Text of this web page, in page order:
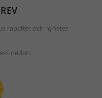
rabatter och nyheter.
nedan.